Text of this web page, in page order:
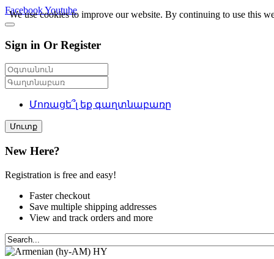
FacebookYoutube
Sign in Or Register
Մոռացե՞լ եք գաղտնաբառը
Մուտք
New Here?
Registration is free and easy!
Faster checkout
Save multiple shipping addresses
View and track orders and more
HY
We use cookies to improve our website. By continuing to use this